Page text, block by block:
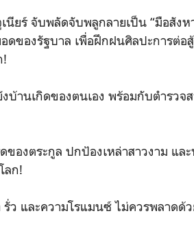
นียร์ จับพลัดจับพลูกลายเป็น “มือสัง
ดของรัฐบาล เพื่อฝึกฝนศิลปะการต่อ
!
บ้านเกิดของตนเอง พร้อมกับตำรวจ
องตระกูล ปกป้องเหล่าสาวงาม แล
ลก!
ว และความโรแมนซ์ ไม่ควรพลาดด้ว